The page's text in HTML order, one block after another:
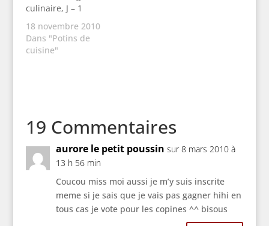
que mon…
culinaire, J – 1
18 novembre 2010
Dans "Potins de
cuisine"
19 Commentaires
aurore le petit poussin sur 8 mars 2010 à
13 h 56 min
Coucou miss moi aussi je m’y suis inscrite
meme si je sais que je vais pas gagner hihi en
tous cas je vote pour les copines ^^ bisous